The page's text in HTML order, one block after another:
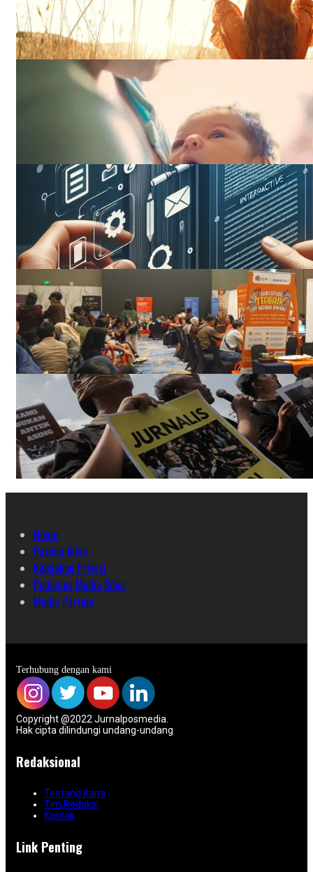
Home
Pasang Iklan
Kebijakan Privasi
Pedoman Media Siber
Media Partner
Terhubung dengan kami
Copyright @2022 Jurnalposmedia.
Hak cipta dilindungi undang-undang
Redaksional
Tentang Kami
Tim Redaksi
Kontak
Link Penting